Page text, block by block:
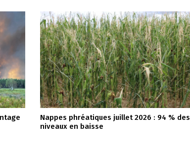
Nappes phréatiques juillet 2026 : 94 % des
niveaux en baisse